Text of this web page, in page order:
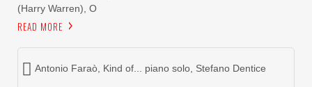
(Harry Warren), O
READ MORE
Antonio Faraò Kind of... piano solo Stefano Dentice